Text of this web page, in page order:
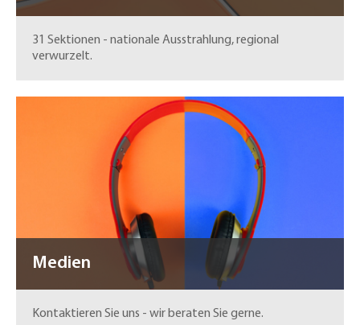
31 Sektionen - nationale Ausstrahlung, regional
verwurzelt.
Medien
Kontaktieren Sie uns - wir beraten Sie gerne.